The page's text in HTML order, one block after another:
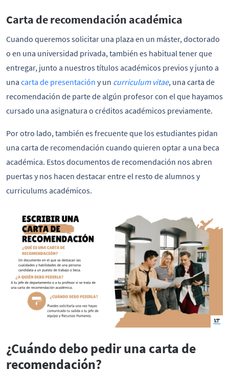
Carta de recomendación académica
Cuando queremos solicitar una plaza en un máster, doctorado
o en una universidad privada, también es habitual tener que
entregar, junto a nuestros títulos académicos previos y junto a
una carta de presentación y un curriculum vitae, una carta de
recomendación de parte de algún profesor con el que hayamos
cursado una asignatura o créditos académicos previamente.
Por otro lado, también es frecuente que los estudiantes pidan
una carta de recomendación cuando quieren optar a una beca
académica. Estos documentos de recomendación nos abren
puertas y nos hacen destacar entre el resto de alumnos y
curriculums académicos.
¿Cuándo debo pedir una carta de
recomendación?